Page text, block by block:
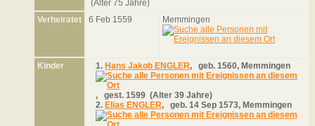
(Alter 75 Jahre)
Verheiratet
6 Feb 1559 Memmingen
Kinder 1. Hans Jakob ENGLER, geb. 1560, Memmingen
, gest. 1599 (Alter 39 Jahre)
2. Elias ENGLER, geb. 14 Sep 1573, Memmingen